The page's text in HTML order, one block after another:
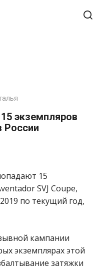
экземпляров
России
15
SVJ Coupe,
по текущий год,
кампании
экземплярах этой
затяжки